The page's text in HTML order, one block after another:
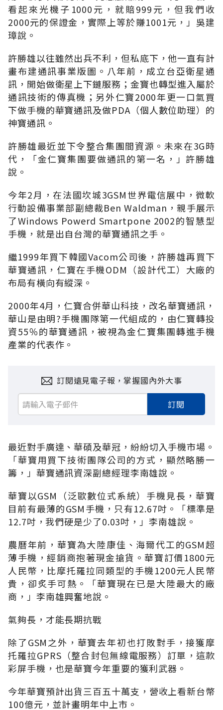
看起來光機子1000元，就賠999元，但我們收
2000元的保證金，實際上等於賺1001元，」吳建
璋說。
許勝雄以往雖然出兵不利，但私底下，他一直有計
畫布建通訊事業版圖。八年前，成立台亞衛星通
訊，開始做衛星上下鏈服務；金寶也轉型進入屬於
通訊技術的傳真機；另外仁寶2000年更一口氣買
下做手機的華寶通訊及做PDA（個人數位助理）的
神寶通訊。
許勝雄最近並下令整合集團間資源。未來在3G時
代，「金仁寶集團要做通訊的第一名，」許勝雄
說。
今年2月，在法國坎城3GSM世界電信展中，微軟
行動設備事業部副總裁Ben Waldman，親手展示
了Windows Powerd Smartpone 2002的智慧型
手機，就是出自台灣的華寶通訊之手。
繼1999年買下韓國Vacom公司後，許勝雄再買下
華寶通訊，仁寶在手機ODM（設計代工）大廠的
布局有橫向有縱深。
2000年4月，仁寶合併華山科技，改名華寶通訊，
華山是由明?手機團隊第一代組成的，由仁寶轉投
資55％的華寶通訊，被視為金仁寶集團轉進手機
產業的代表作。
訂閱遠見電子報，掌握國內外大事
訂閱
最近對手廣達、華碩及華冠，紛紛切入手機市場。
「華寶用買下技術團隊公司的方式，顯然略勝一
籌，」華寶通訊資深副總經理李南雄說。
華寶以GSM（泛歐數位式系統）手機見長，華寶
目前有最薄的GSM手機，只有12.67吋。「標準是
12.7吋，我們硬是少了0.03吋，」李南雄說。
農曆年前，華寶為大陸康佳、海爾代工的GSM超
薄手機，經銷商抱著現金搶貨。華寶訂價1800元
人民幣，比摩托羅拉同類型的手機1200元人民幣
貴，卻炙手可熱。「華寶現在已是大陸最大的廠
商，」李南雄興奮地說。
氣夠長，才能長期抗戰
除了GSM之外，華寶去年初也打敗對手，接獲摩
托羅拉GPRS（整合封包無線電服務）訂單，這款
彩屏手機，也是華寶今年重要的獲利武器。
今年華寶預計出貨三百五十萬支，營收上看新台幣
100億元，並計畫明年中上市。